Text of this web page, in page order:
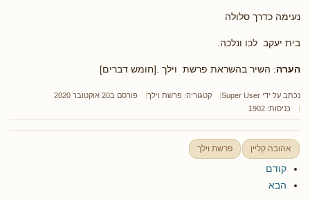
נעימה כדרך סלולה
בית יעקב לכו ונלכה.
הערה: השיר בהשראת פרשת וילך .[חומש דברים]
נכתב על ידי Super User קטגוריה: פרשת וילך
פורסם ב20 אוקטובר 2020
כניסות: 1902
אהובה קליין פרשת וילך
קודם
הבא